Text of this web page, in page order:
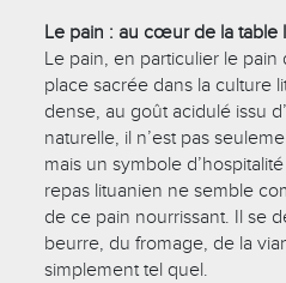
Le pain : au cœur de la table
Le pain, en particulier le
place sacrée dans la culture
dense, au goût acidulé issu
naturelle, il n’est pas
mais un symbole
repas lituanien ne semble
de ce pain nourrissant. Il se
beurre, du fromage, de la
simplement tel quel.